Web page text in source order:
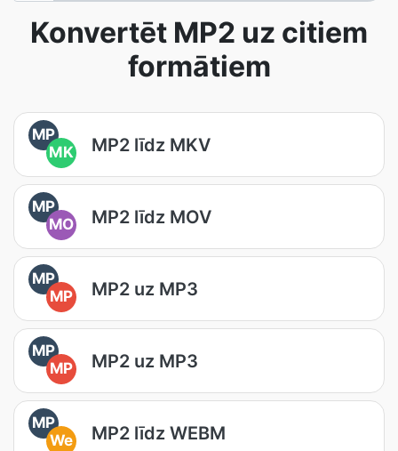
Konvertēt MP2 uz citiem
formātiem
MP
MK
MP2 līdz MKV
MP
MO
MP2 līdz MOV
MP
MP
MP2 uz MP3
MP
MP
MP2 uz MP3
MP
We
MP2 līdz WEBM